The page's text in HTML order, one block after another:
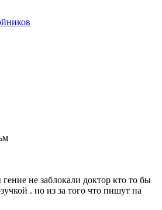
не заблокали доктор кто то бы
. но из за того что пишут на